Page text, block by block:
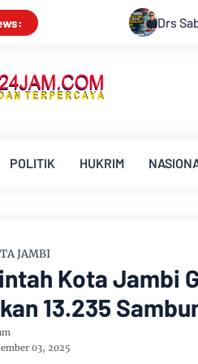
Siagian, Dari Jurnalis Handal
POLITIK HUKRIM
JAMBI
Kota Jambi
13.235
03, 2025